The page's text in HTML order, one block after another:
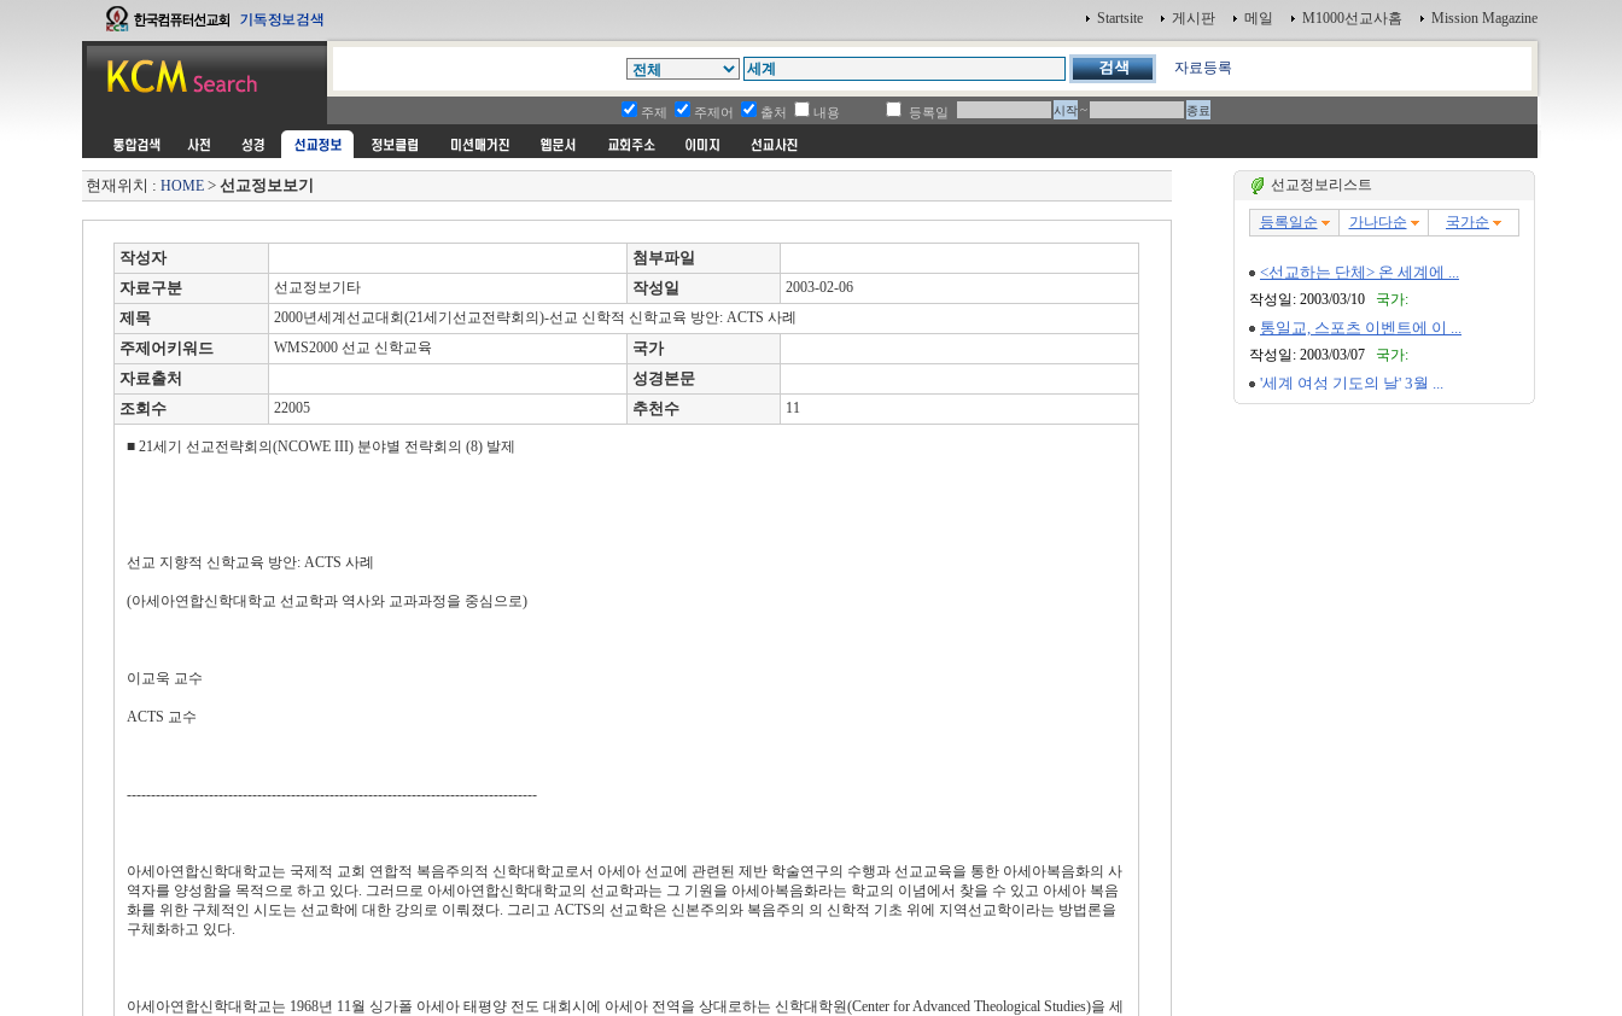
Startsite 게시판 메일 M1000선교사홈 Mission Magazine
자료등록
주제 주제어 출처 내용 등록일 ~
현재위치 : HOME> 선교정보보기
작성자
첨부파일
자료구분
선교정보기타 작성일 2003-02-06
제목 2000년세계선교대회(21세기선교전략회의)-선교 신학적 신학교육 방안: ACTS 사례
주제어키워드 WMS2000 선교 신학교육
국가
자료출처
성경본문
조회수
22005 추천수 11
■ 21세기 선교전략회의(NCOWE III) 분야별 전략회의 (8) 발제
선교 지향적 신학교육 방안: ACTS 사례
(아세아연합신학대학교 선교학과 역사와 교과과정을 중심으로)
이교욱 교수
ACTS 교수
-------------------------------------------------------------------------------------
아세아연합신학대학교는 국제적 교회 연합적 복음주의적 신학대학교로서 아세아 선교에 관련된 제반 학술연구의 수행과 선교교육을 통한 아세아복음화의 사
역자를 양성함을 목적으로 하고 있다. 그러므로 아세아연합신학대학교의 선교학과는 그 기원을 아세아복음화라는 학교의 이념에서 찾을 수 있고 아세아 복음
화를 위한 구체적인 시도는 선교학에 대한 강의로 이뤄졌다. 그리고 ACTS의 선교학은 신본주의와 복음주의 의 신학적 기초 위에 지역선교학이라는 방법론을
구체화하고 있다.
아세아연합신학대학교는 1968년 11월 싱가폴 아세아 태평양 전도 대회시에 아세아 전역을 상대로하는 신학대학원(Center for Advanced Theological Studies)을 세
선교정보리스트